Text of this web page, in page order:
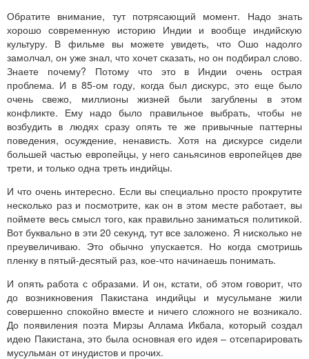
Обратите внимание, тут потрясающий момент. Надо знать
хорошо современную историю Индии и вообще индийскую
культуру. В фильме вы можете увидеть, что Ошо надолго
замолчал, он уже знал, что хочет сказать, но он подбирал слово.
Знаете почему? Потому что это в Индии очень острая
проблема. И в 85-ом году, когда был дискурс, это еще было
очень свежо, миллионы жизней были загублены в этом
конфликте. Ему надо было правильное выбрать, чтобы не
возбудить в людях сразу опять те же привычные паттерны
поведения, осуждение, ненависть. Хотя на дискурсе сидели
большей частью европейцы, у него саньясинов европейцев две
трети, и только одна треть индийцы.
И что очень интересно. Если вы специально просто прокрутите
несколько раз и посмотрите, как он в этом месте работает, вы
поймете весь смысл того, как правильно заниматься политикой.
Вот буквально в эти 20 секунд, тут все заложено. Я нисколько не
преувеличиваю. Это обычно упускается. Но когда смотришь
пленку в пятый-десятый раз, кое-что начинаешь понимать.
И опять работа с образами. И он, кстати, об этом говорит, что
до возникновения Пакистана индийцы и мусульмане жили
совершенно спокойно вместе и ничего сложного не возникало.
До появиления поэта Мирзы Аллама Икбала, который создал
идею Пакистана, это была основная его идея – отсепарировать
мусульман от инудистов и прочих.